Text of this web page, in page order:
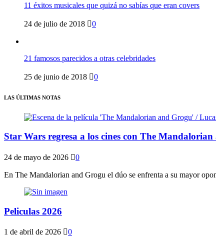
11 éxitos musicales que quizá no sabías que eran covers
24 de julio de 2018 0
21 famosos parecidos a otras celebridades
25 de junio de 2018 0
LAS ÚLTIMAS NOTAS
Star Wars regresa a los cines con The
24 de mayo de 2026 0
En The Mandalorian and Grogu el dúo se enfrenta a su mayor
Peliculas 2026
1 de abril de 2026 0